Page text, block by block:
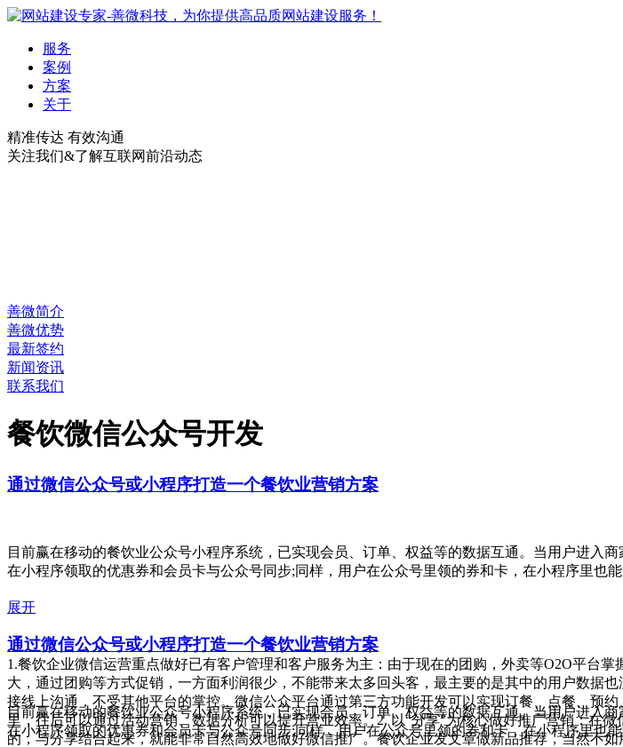
服务
案例
方案
关于
精准传达 有效沟通
关注我们&了解互联网前沿动态
善微简介
善微优势
最新签约
新闻资讯
联系我们
餐饮微信公众号开发
通过微信公众号或小程序打造一个餐饮业营销方案
目前赢在移动的餐饮业公众号小程序系统，已实现会员、订单、权益等的数据互通。当用户进入
在小程序领取的优惠券和会员卡与公众号同步;同样，用户在公众号里领的券和卡，在小程序里也能
1.餐饮企业微信运营重点做好已有客户管理和客户服务为主：由于现在的团购，外卖等O2O平台
大，通过团购等方式促销，一方面利润很少，不能带来太多回头客，最主要的是其中的用户数据
接线上沟通，不受其他平台的掌控。微信公众平台通过第三方功能开发可以实现订餐、点餐、预
里，往后可以通过活动营销、数据分析可以提升营业效率。2. 以“分享”为核心做好推广营销：在
的，与分享结合起来，就能非常自然高效地做好微信推广。餐饮企业发文章做新品推荐，当然不
展开
通过微信公众号或小程序打造一个餐饮业营销方案
目前赢在移动的餐饮业公众号小程序系统，已实现会员、订单、权益等的数据互通。当用户进入
在小程序领取的优惠券和会员卡与公众号同步;同样，用户在公众号里领的券和卡，在小程序里也